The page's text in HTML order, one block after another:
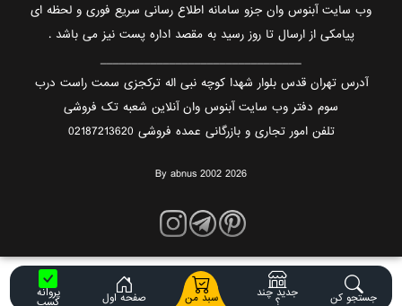
وب سایت آبنوس وان جزو سامانه اطلاع رسانی سریع فوری و لحظه ای
پیامکی از ارسال تا روز رسید به مقصد اداره پست نیز می باشد .
________________________________
آدرس تهران قدس بلوار شهدا کوچه نبی اله ترکجزی سمت راست درب
سوم دفتر وب سایت آبنوس وان آنلاین شعبه تک فروشی
تلفن امور تجاری و بازرگانی عمده فروشی 02187213620
By abnus 2002 2026